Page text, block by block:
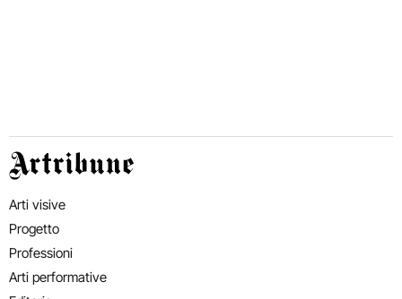
Artribune
Arti visive
Progetto
Professioni
Arti performative